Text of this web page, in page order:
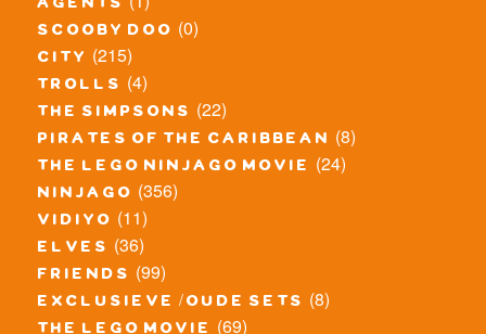
agents
scooby doo (0)
city (215)
trolls (4)
the simpsons (22)
pirates of the caribbean (8)
the lego ninjago movie (24)
ninjago (356)
vidiyo (11)
elves (36)
friends (99)
exclusieve / oude sets (8)
(69)